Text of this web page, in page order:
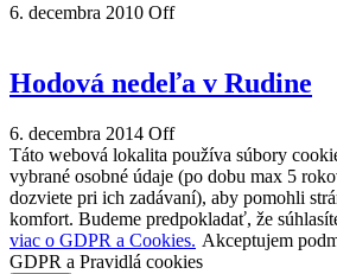
6. decembra 2010 Off
Hodová nedeľa v Rudine
6. decembra 2014 Off
Táto webová lokalita používa súbory
vybrané osobné údaje (po dobu max 5
dozviete pri ich zadávaní), aby pomohli
komfort. Budeme predpokladať, že
viac o GDPR a Cookies. Akceptujem
GDPR a Pravidlá cookies